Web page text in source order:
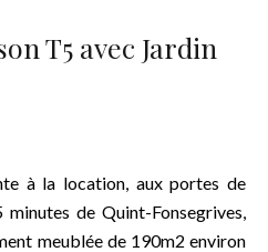
T5 avec Jardin
à la location, aux portes de
minutes de Quint-Fonsegrives,
meublée de 190m2 environ